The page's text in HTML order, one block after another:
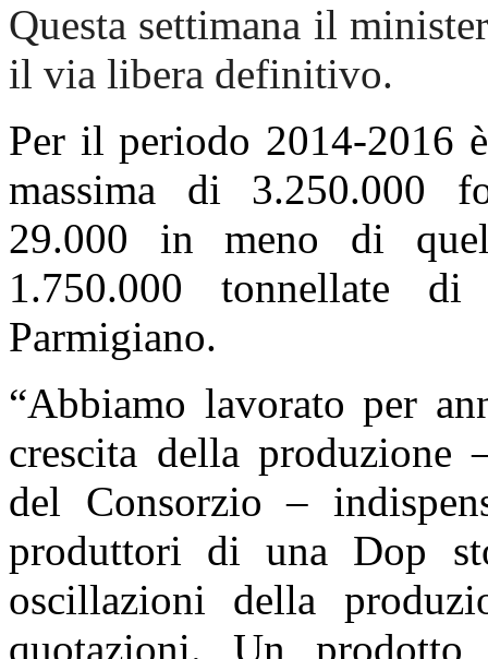
Questa settimana il
il via libera definitivo.
Per il periodo 2014-2016
massima di 3.250.000
29.000 in meno di
1.750.000 tonnellate
Parmigiano.
“Abbiamo lavorato per
crescita della produzione
del Consorzio –
produttori di una Dop
oscillazioni della
quotazioni. Un